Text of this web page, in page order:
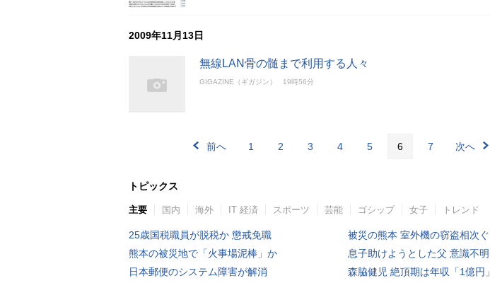
2009年11月13日
無線LAN骨の髄まで利用する人々
GIGAZINE（ギガジン） 19時56分
前へ 1 2 3 4 5 6 7 次へ
トピックス
主要 国内 海外 IT 経済 スポーツ 芸能 ゴシップ 女子 トレンド
25歳国税職員が脱税か 懲戒免職
熊本の被災地で「火事場泥棒」か
日本郵便のシステム障害が解消
被災の熊本 室外機の窃盗相次ぐ
息子助けようとした父 意識不明
森脇健児 絶頂期は年収「1億円」